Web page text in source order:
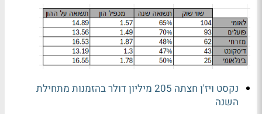
נקסט ויז'ן חצתה 205 מיליון דולר בהזמנות מתחילת
השנה